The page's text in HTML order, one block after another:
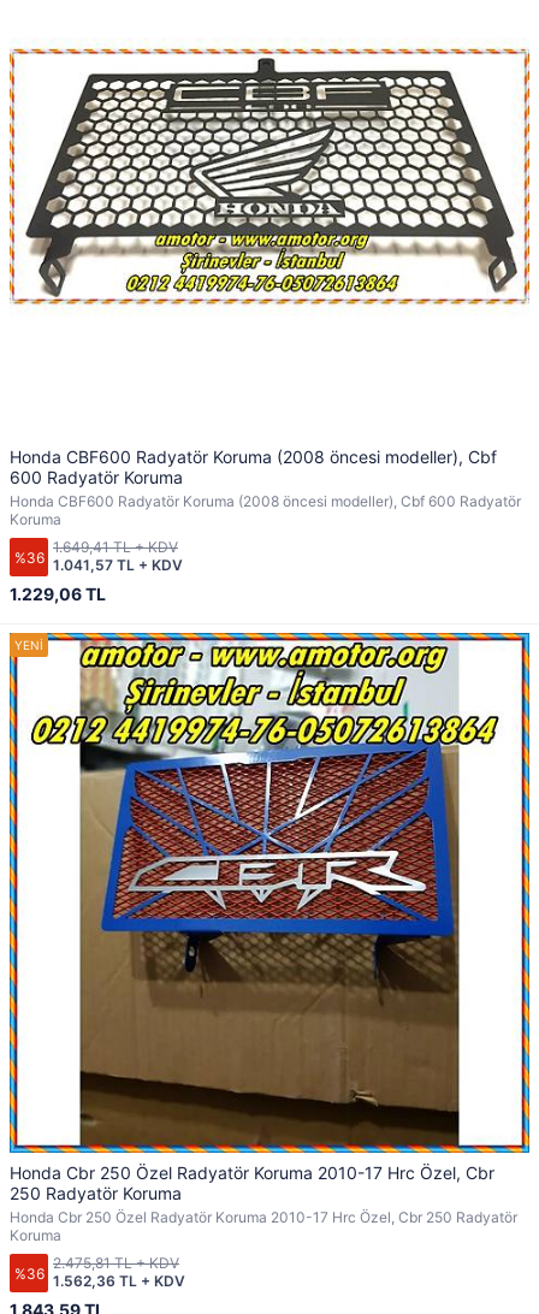
Honda CBF600 Radyatör Koruma (2008 öncesi modeller), Cbf
600 Radyatör Koruma
Honda CBF600 Radyatör Koruma (2008 öncesi modeller), Cbf 600 Radyatör
Koruma
%36
1.229,06 TL
1.041,57 TL + KDV
1.649,41 TL + KDV
Honda Cbr 250 Özel Radyatör Koruma 2010-17 Hrc Özel, Cbr
250 Radyatör Koruma
Honda Cbr 250 Özel Radyatör Koruma 2010-17 Hrc Özel, Cbr 250 Radyatör
Koruma
%36
1.843,59 TL
1.562,36 TL + KDV
2.475,81 TL + KDV